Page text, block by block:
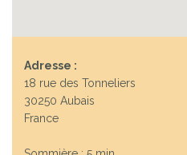
Adresse :
18 rue des Tonneliers
30250 Aubais
France